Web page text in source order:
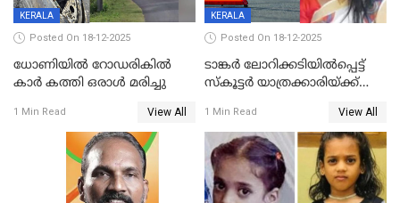
KERALA
Posted On 18-12-2025
ധോണിയിൽ റോഡരികിൽ
കാർ കത്തി ഒരാൾ മരിച്ചു
1 Min Read View All
KERALA
Posted On 18-12-2025
ടാങ്കർ ലോറിക്കടിയിൽപ്പെട്ട്
സ്കൂട്ടർ യാത്രക്കാരിയ്ക്ക്
കണ്ടോത്ത് ദേശീയ പാതയിൽ
1 Min Read View All